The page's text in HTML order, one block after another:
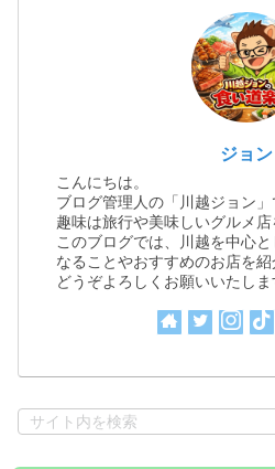
ジョン
こんにちは。
ブログ管理人の「川越ジョン」
趣味は旅行や美味しいグルメ店
このブログでは、川越を中心
なることやおすすめのお店を紹
どうぞよろしくお願いいたしま